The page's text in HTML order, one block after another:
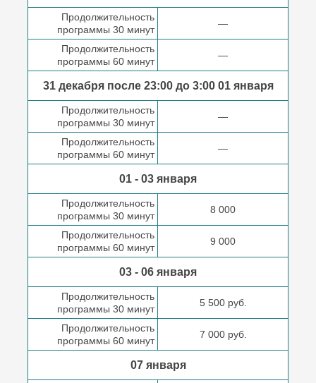
Продолжительность
программы 30 минут
—
Продолжительность
программы 60 минут
—
31 декабря после23:00 до 3:0001 января
Продолжительность
программы 30 минут
—
Продолжительность
программы 60 минут
—
01 - 03 января
Продолжительность
программы 30 минут
8 000
Продолжительность
программы 60 минут
9 000
03 - 06 января
Продолжительность
программы 30 минут
5 500 руб.
Продолжительность
программы 60 минут
7 000 руб.
07 января